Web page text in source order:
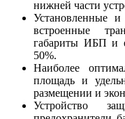
нижней части
Установленные
встроенные
габариты ИБП и
50%.
Наиболее
площадь и
размещении и
Устройство